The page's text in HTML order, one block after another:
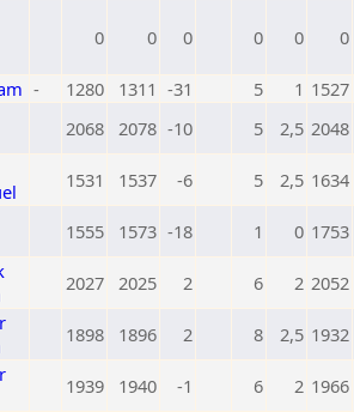
0 0 0 0 0 0
- 1280 1311 -31 5 1 1527
2068 2078 -10 5 2,5 2048
1531 1537 -6 5 2,5 1634
1555 1573 -18 1 0 1753
2027 2025 2 6 2 2052
1898 1896 2 8 2,5 1932
1939 1940 -1 6 2 1966